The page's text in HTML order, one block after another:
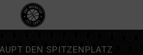
DEN SPITZENPLATZ